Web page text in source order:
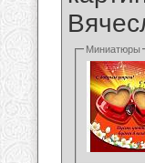
Миниатюры